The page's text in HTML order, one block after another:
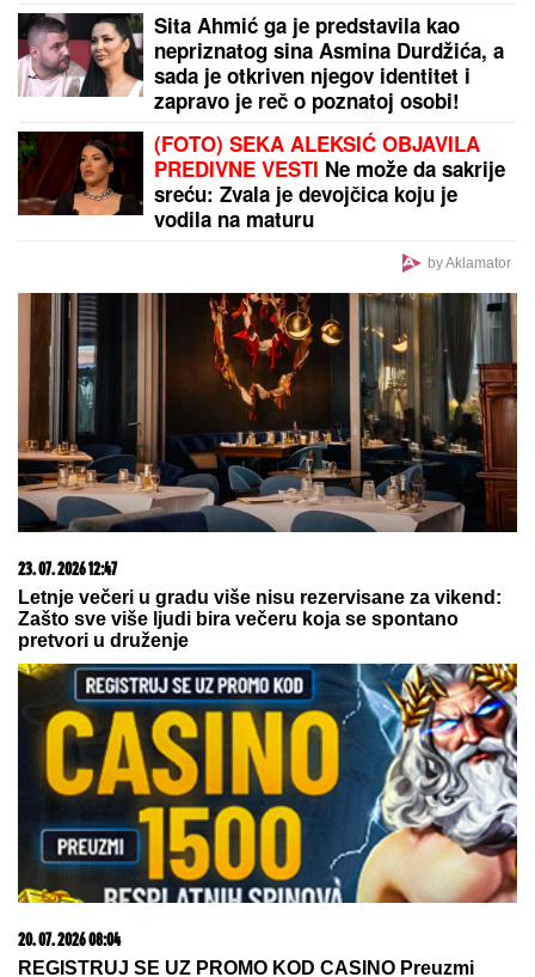
Sita Ahmić ga je predstavila kao
nepriznatog sina Asmina Durdžića, a
sada je otkriven njegov identitet i
zapravo je reč o poznatoj osobi!
(FOTO) SEKA ALEKSIĆ OBJAVILA
PREDIVNE VESTI Ne može da sakrije
sreću: Zvala je devojčica koju je
vodila na maturu
by Aklamator
23. 07. 2026 12:47
Letnje večeri u gradu više nisu rezervisane za vikend:
Zašto sve više ljudi bira večeru koja se spontano
pretvori u druženje
20. 07. 2026 08:04
REGISTRUJ SE UZ PROMO KOD CASINO Preuzmi